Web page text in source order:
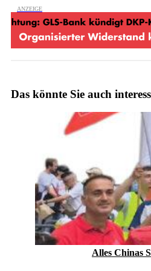
Das könnte Sie auch
Alles Chinas